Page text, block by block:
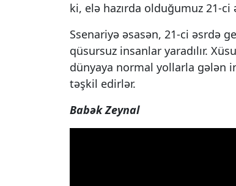
ki, elə hazırda olduğumuz 21-ci
Ssenariyə əsasən, 21-ci əsrdə
qüsursuz insanlar yaradılır.
dünyaya normal yollarla gələn
təşkil edirlər.
Babək Zeynal